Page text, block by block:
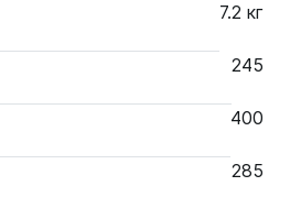
7.2 кг
245
400
285